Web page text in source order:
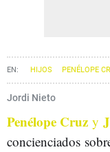
HIJOS PENÉLOPE
Jordi Nieto
Penélope Cruz y
concienciados